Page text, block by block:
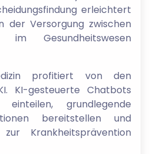
erleichtert
der Versorgung zwischen
Gesundheitswesen
profitiert von den
KI-gesteuerte Chatbots
grundlegende
bereitstellen und
Krankheitsprävention